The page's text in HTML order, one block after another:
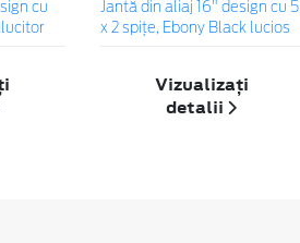
cu
Jantă din aliaj 16" design cu 5
x 2 spițe, Ebony Black lucios
Vizualizați
detalii